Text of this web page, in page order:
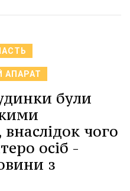
АПАРАТ
були
чого
осіб -
з